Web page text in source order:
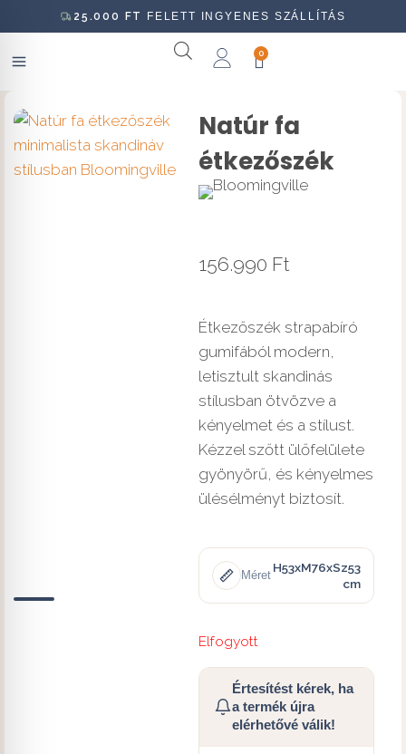
25.000 FT FELETT INGYENES SZÁLLÍTÁS
0
Natúr fa
étkezőszék
156.990 Ft
Étkezőszék strapabíró
gumifából modern,
letisztult skandinás
stílusban ötvözve a
kényelmet és a stílust.
Kézzel szőtt ülőfelülete
gyönyörű, és kényelmes
ülésélményt biztosít.
Méret
H53xM76xSz53
cm
Elfogyott
Értesítést kérek, ha
a termék újra
elérhetővé válik!